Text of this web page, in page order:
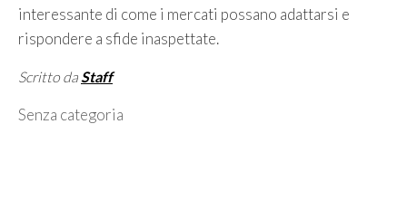
interessante di come i mercati possano adattarsi e
rispondere a sfide inaspettate.
Scritto da Staff
Categorie
Senza categoria